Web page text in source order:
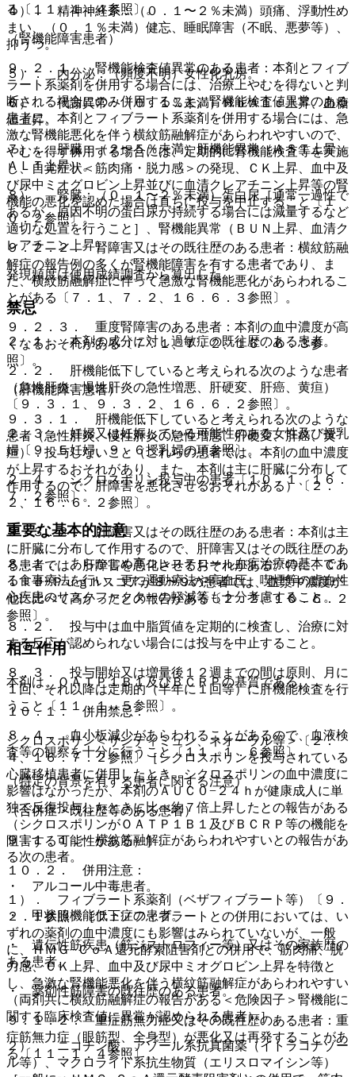
る〔１１．１．４参照〕。
（腎機能障害患者）
９．２．１． 腎機能検査値異常のある患者：本剤とフィブ
ラート系薬剤を併用する場合には、治療上やむを得ないと判
断される場合にのみ併用すること。腎機能検査値異常のある
患者に、本剤とフィブラート系薬剤を併用する場合には、急
激な腎機能悪化を伴う横紋筋融解症があらわれやすいので、
やむを得ず併用する場合には、定期的に腎機能検査等を実施
し、自覚症状＜筋肉痛・脱力感＞の発現、ＣＫ上昇、血中及
び尿中ミオグロビン上昇並びに血清クレアチニン上昇等の腎
機能の悪化を認めた場合は直ちに投与を中止すること〔１
０．２参照〕。
９．２．２． 腎障害又はその既往歴のある患者：横紋筋融
解症の報告例の多くが腎機能障害を有する患者であり、ま
た、横紋筋融解症に伴って急激な腎機能悪化があらわれるこ
とがある〔７．１、７．２、１６．６．３参照〕。
９．２．３． 重度腎障害のある患者：本剤の血中濃度が高
くなるおそれがある〔７．１、７．２、１６．６．３参
照〕。
（肝機能障害患者）
９．３．１． 肝機能低下していると考えられる次のような
患者（急性肝炎、慢性肝炎の急性増悪、肝硬変、肝癌、黄
疸）：投与しないこと（これらの患者では、本剤の血中濃度
が上昇するおそれがあり、また、本剤は主に肝臓に分布して
作用するので、肝障害を悪化させるおそれがある）〔２．
２、１６．６．２参照〕。
９．３．２． 肝障害又はその既往歴のある患者：本剤は主
に肝臓に分布して作用するので、肝障害又はその既往歴のあ
る患者では、肝障害を悪化させるおそれがある。特に、Ｃｈ
ｉｌｄ−Ｐｕｇｈスコアが８〜９の患者では、血漿中濃度が
他に比べて高かったとの報告がある〔２．２、１６．６．２
参照〕。
相互作用
本剤は、ＯＡＴＰ１Ｂ１及びＢＣＲＰの基質である。
１０．１． 併用禁忌：
シクロスポリン＜サンディミュン、ネオーラル等＞〔２．
４、１６．７．２参照〕［シクロスポリンを投与されている
心臓移植患者に併用したとき、シクロスポリンの血中濃度に
影響はなかったが、本剤のＡＵＣ０−２４ｈが健康成人に単
独で反復投与したときに比べ約７倍上昇したとの報告がある
（シクロスポリンがＯＡＴＰ１Ｂ１及びＢＣＲＰ等の機能を
阻害する可能性がある）］。
１０．２． 併用注意：
１）． フィブラート系薬剤（ベザフィブラート等）〔９．
２．１参照〕［フェノフィブラートとの併用においては、い
ずれの薬剤の血中濃度にも影響はみられていないが、一般
に、ＨＭＧ−ＣｏＡ還元酵素阻害剤との併用で、筋肉痛、脱
力感、ＣＫ上昇、血中及び尿中ミオグロビン上昇を特徴と
し、急激な腎機能悪化を伴う横紋筋融解症があらわれやすい
（両剤共に横紋筋融解症の報告がある＜危険因子＞腎機能に
関する臨床検査値に異常が認められる患者）］。
２）． ニコチン酸、アゾール系抗真菌薬（イトラコナゾー
ル等）、マクロライド系抗生物質（エリスロマイシン等）
４）． 精神神経系：（０．１〜２％未満）頭痛、浮動性め
まい、（０．１％未満）健忘、睡眠障害（不眠、悪夢等）、
抑うつ。
５）． 内分泌：（頻度不明）女性化乳房。
６）． 代謝異常：（０．１％未満）ＨｂＡ１ｃ上昇、血糖
値上昇。
７）． 肝臓：（２〜５％未満）肝機能異常（ＡＳＴ上昇、
ＡＬＴ上昇）。
８）． 腎臓：（０．１〜２％未満）蛋白尿［通常一過性で
あるが、原因不明の蛋白尿が持続する場合には減量するなど
適切な処置を行うこと］、腎機能異常（ＢＵＮ上昇、血清ク
レアチニン上昇）。
発現頻度は使用成績調査から算出した。
禁忌
２．１． 本剤の成分に対し過敏症の既往歴のある患者。
２．２． 肝機能低下していると考えられる次のような患者
（急性肝炎、慢性肝炎の急性増悪、肝硬変、肝癌、黄疸）
〔９．３．１、９．３．２、１６．６．２参照〕。
２．３． 妊婦又は妊娠している可能性のある女性及び授乳
婦〔９．５妊婦、９．６授乳婦の項参照〕。
２．４． シクロスポリン投与中の患者〔１０．１、１６．
７．２参照〕。
重要な基本的注意
８．１． あらかじめ高コレステロール血症治療の基本であ
る食事療法を行い、更に運動療法や高血圧、喫煙等の虚血性
心疾患のリスクファクターの軽減等も十分考慮すること。
８．２． 投与中は血中脂質値を定期的に検査し、治療に対
する反応が認められない場合には投与を中止すること。
８．３． 投与開始又は増量後１２週までの間は原則、月に
１回、それ以降は定期的（半年に１回等）に肝機能検査を行
うこと〔１１．１．５参照〕。
８．４． 血小板減少があらわれることがあるので、血液検
査等の観察を十分に行うこと〔１１．１．６参照〕。
（特定の背景を有する患者に関する注意）
（合併症・既往歴等のある患者）
９．１．１． 横紋筋融解症があらわれやすいとの報告があ
る次の患者。
・ アルコール中毒患者。
・ 甲状腺機能低下症の患者。
・ 遺伝性筋疾患（筋ジストロフィー等）又はその家族歴の
ある患者。
・ 薬剤性筋障害の既往歴のある患者。
９．１．２． 重症筋無力症又はその既往歴のある患者：重
症筋無力症（眼筋型、全身型）が悪化又は再発することがあ
る〔１１．１．４参照〕。